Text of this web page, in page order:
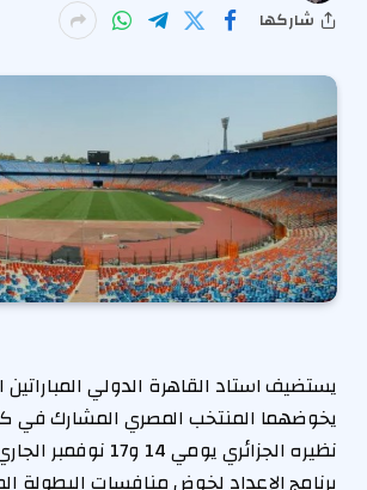
شاركها
يستضيف استاد القاهرة الدولي المباراتين
يخوضهما المنتخب المصري المشارك في
نظيره الجزائري يومي 14
برنامج الإعداد لخوض منافسات البطولة